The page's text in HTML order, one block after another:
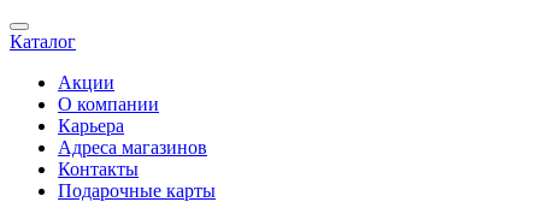
Каталог
Акции
О компании
Карьера
Адреса магазинов
Контакты
Подарочные карты